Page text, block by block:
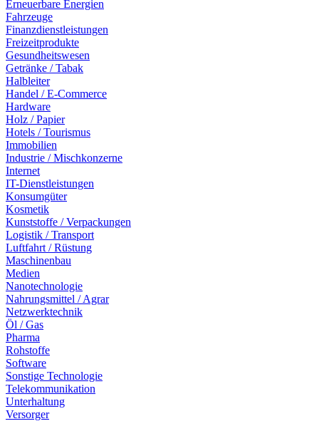
Erneuerbare Energien
Fahrzeuge
Finanzdienstleistungen
Freizeitprodukte
Gesundheitswesen
Getränke / Tabak
Halbleiter
Handel / E-Commerce
Hardware
Holz / Papier
Hotels / Tourismus
Immobilien
Industrie / Mischkonzerne
Internet
IT-Dienstleistungen
Konsumgüter
Kosmetik
Kunststoffe / Verpackungen
Logistik / Transport
Luftfahrt / Rüstung
Maschinenbau
Medien
Nanotechnologie
Nahrungsmittel / Agrar
Netzwerktechnik
Öl / Gas
Pharma
Rohstoffe
Software
Sonstige Technologie
Telekommunikation
Unterhaltung
Versorger